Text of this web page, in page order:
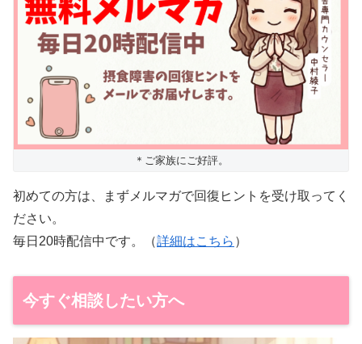
＊ご家族にご好評。
初めての方は、まずメルマガで回復ヒントを受け取ってく
ださい。
毎日20時配信中です。（詳細はこちら ）
今すぐ相談したい方へ